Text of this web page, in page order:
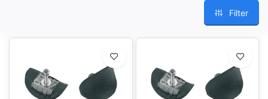
Filter